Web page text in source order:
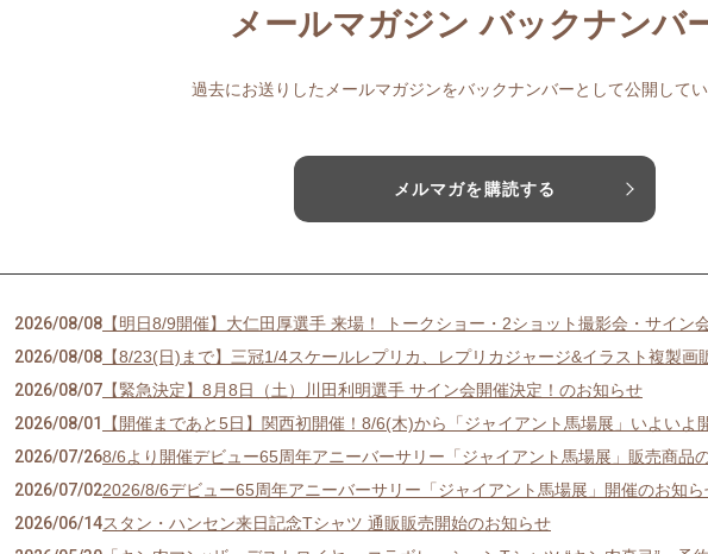
メールマガジン バックナンバ
過去にお送りしたメールマガジンをバックナンバーとして公開して
メルマガを購読する
2026/08/08 【明日8/9開催】大仁田厚選手 来場！ トークショー・2ショット撮影会・サイン
2026/08/08 【8/23(日)まで】三冠1/4スケールレプリカ、レプリカジャージ&イラスト複製画
2026/08/07 【緊急決定】8月8日（土）川田利明選手 サイン会開催決定！のお知らせ
2026/08/01
【開催まであと5日】関西初開催！8/6(木)から「ジャイアント馬場展」いよいよ
2026/07/268/6より開催デビュー65周年アニーバーサリー「ジャイアント馬場展」販売商品
2026/07/022026/8/6デビュー65周年アニーバーサリー「ジャイアント馬場展」開催のお知ら
2026/06/14スタン・ハンセン来日記念Tシャツ 通販販売開始のお知らせ